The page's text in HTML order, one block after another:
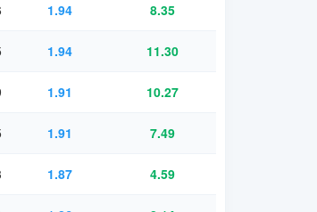
1.94 8.35
1.94 11.30
1.91 10.27
1.91 7.49
1.87 4.59